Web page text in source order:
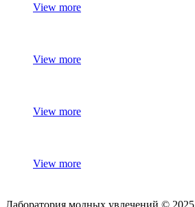
View more
View more
View more
View more
Лаборатория модных увлечений © 2025